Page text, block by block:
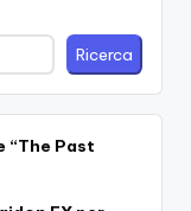
Ricerca
“The Past